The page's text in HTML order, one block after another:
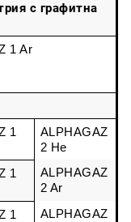
с графитна
1 Ar
1
ALPHAGAZ
2 He
1
ALPHAGAZ
2 Ar
1
ALPHAGAZ